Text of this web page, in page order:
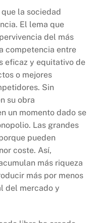
la sociedad
El lema que
del más
competencia entre
eficaz y equitativo de
o mejores
Sin
su obra
un momento dado se
Las grandes
pueden
coste. Así,
más riqueza
más por menos
del mercado y